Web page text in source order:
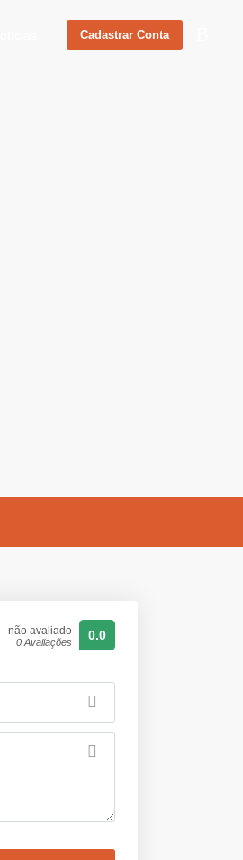
não avaliado
0 Avaliações 0.0
Cadastrar Conta